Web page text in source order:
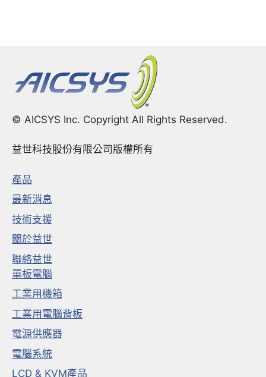
© AICSYS Inc. Copyright All Rights Reserved.
益世科技股份有限公司版權所有
產品
最新消息
技術支援
關於益世
聯絡益世
單板電腦
工業用機箱
工業用電腦背板
電源供應器
電腦系統
LCD & KVM產品